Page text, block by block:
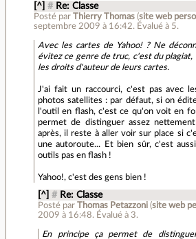
[^] # Re: Classe
Posté par Thierry Thomas(site web
septembre 2009 à 16:42. Évalué à 5.
Avec les cartes de Yahoo! ? Ne
évitez ce genre de truc, c'est du plagiat,
les droits d'auteur de leurs cartes.
J'ai fait un raccourci, c'est pas avec
photos satellites : par défaut, si on
l'outil en flash, c'est ce qu'on voit en
permet de distinguer assez
après, il reste à aller voir sur place si
une autoroute... Et bien sûr, c'est
outils pas en flash !
Yahoo!, c'est des gens bien !
[^] # Re: Classe
Posté parThomas Petazzoni (site web
2009 à 16:48. Évalué à 3.
En principe ça permet de